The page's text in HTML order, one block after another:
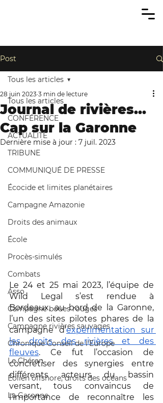
Post
Tous les articles
CONFÉRENCE
ACTUALITÉ
TRIBUNE
COMMUNIQUÉ DE PRESSE
Écocide et limites planétaires
Campagne Amazonie
Droits des animaux
École
Procès-simulés
Combats
Asso
Campagne boues rouges
Campagne rivières sauvages
Chronique Conseil de l'Europe
Le Chéran
Éolien offshore, droits des océans
La Garonne
Tous les articles
Journal de rivières…
Cap sur la Garonne
28 juin 2023 3 min de lecture
Dernière mise à jour : 7 juil. 2023
Le 24 et 25 mai 2023, l’équipe de
Wild Legal s’est rendue à
Bordeaux, au bord de la Garonne,
l’un des sites pilotes phares de la
campagne d’expérimentation sur
les droits des rivières et des
fleuves. Ce fut l’occasion de
concrétiser des synergies entre
différents acteurs du bassin
versant, tous convaincus de
l’importance de reconnaître les